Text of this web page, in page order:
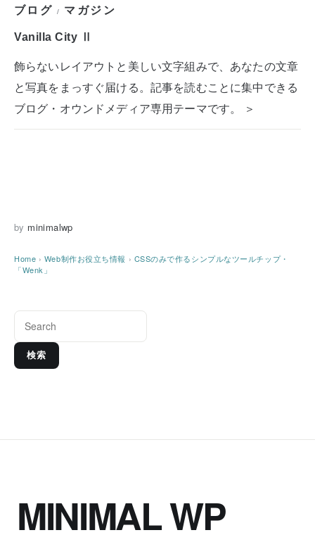
ブログ / マガジン
Vanilla City Ⅱ
飾らないレイアウトと美しい文字組みで、あなたの文章
と写真をまっすぐ届ける。記事を読むことに集中できる
ブログ・オウンドメディア専用テーマです。 ＞
by minimalwp
Home › Web制作お役立ち情報 › CSSのみで作るシンプルなツールチップ・
「Wenk」
検索
MINIMAL WP